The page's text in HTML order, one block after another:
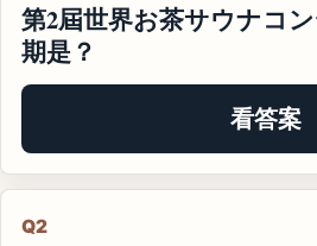
第2屆世界お茶サウナコ
期是？
看答案
Q2